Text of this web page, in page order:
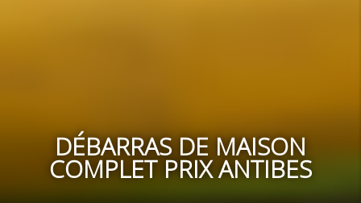
DÉBARRAS DE MAISON
COMPLET PRIX ANTIBES